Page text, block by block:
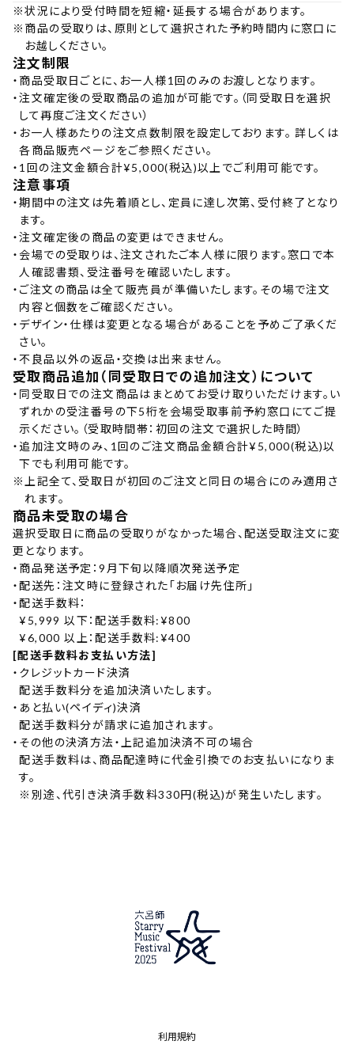
※状況により受付時間を短縮・延長する場合があります。
※ 商品の受取りは、原則として選択された予約時間内に窓口に
お越しください。
注文制限
・ 商品受取日ごとに、お一人様1回のみのお渡しとなります。
・注文確定後の受取商品の追加が可能です。（同受取日を選択
して再度ご注文ください）
・ お一人様あたりの注文点数制限を設定しております。 詳しくは
各商品販売ページをご参照ください。
・ 1回の注文金額合計¥5,000(税込)以上でご利用可能です。
注意事項
・期間中の注文は先着順とし、定員に達し次第、受付終了となり
ます。
・注文確定後の商品の変更はできません。
・ 会場での受取りは、注文されたご本人様に限ります。窓口で本
人確認書類、受注番号を確認いたします。
・ ご注文の商品は全て販売員が準備いたします。その場で注文
内容と個数をご確認ください。
・ デザイン・仕様は変更となる場合があることを予めご了承くだ
さい。
・不良品以外の返品・交換は出来ません。
受取商品追加（同受取日での追加注文）について
・ 同受取日での注文商品はまとめてお受け取りいただけます。い
ずれかの受注番号の下5桁を会場受取事前予約窓口にてご提
示ください。（受取時間帯：初回の注文で選択した時間）
・ 追加注文時のみ、1回のご注文商品金額合計¥5,000(税込)以
下でも利用可能です。
※ 上記全て、受取日が初回のご注文と同日の場合にのみ適用さ
れます。
商品未受取の場合
選択受取日に商品の受取りがなかった場合、配送受取注文に変
更となります。
・ 商品発送予定：9月下旬以降順次発送予定
・配送先：注文時に登録された「お届け先住所」
・配送手数料：
¥5,999 以下：配送手数料:¥800
¥6,000 以上：配送手数料:¥400
[配送手数料お支払い方法]
・ クレジットカード決済
配送手数料分を追加決済いたします。
・ あと払い(ペイディ)決済
配送手数料分が請求に追加されます。
・ その他の決済方法・上記追加決済不可の場合
配送手数料は、商品配達時に代金引換でのお支払いになりま
す。
※別途、代引き決済手数料330円(税込)が発生いたします。
利用規約